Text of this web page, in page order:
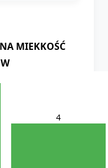
MIEKKOŚĆ
4